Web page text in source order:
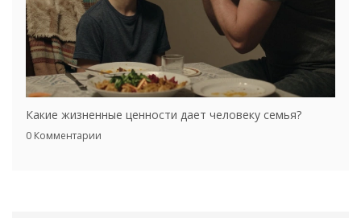
Какие жизненные ценности дает человеку семья?
0 Комментарии